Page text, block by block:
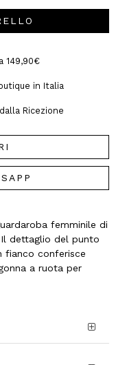
149,90€
in Italia
Ricezione
femminile di
dettaglio del punto
fianco conferisce
a ruota per